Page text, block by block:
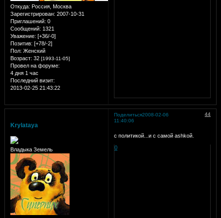
Откуда: Россия, Москва
Зарегистрирован: 2007-10-31
Приглашений: 0
Сообщений: 1321
Уважение: [+36/-0]
Позитив: [+78/-2]
Пол: Женский
Возраст: 32 [1993-11-05]
Провел на форуме:
4 дня 1 час
Последний визит:
2013-02-25 21:43:22
Поделиться 44
2008-02-06
11:40:06
Krylataya
Владыка Земель
с политикой...и с самой ashkой.
0